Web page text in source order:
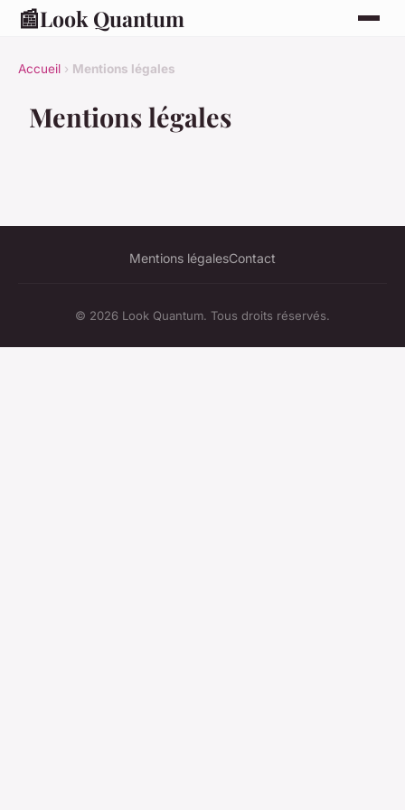
📰Look Quantum
Accueil › Mentions légales
Mentions légales
Mentions légalesContact
© 2026 Look Quantum. Tous droits réservés.